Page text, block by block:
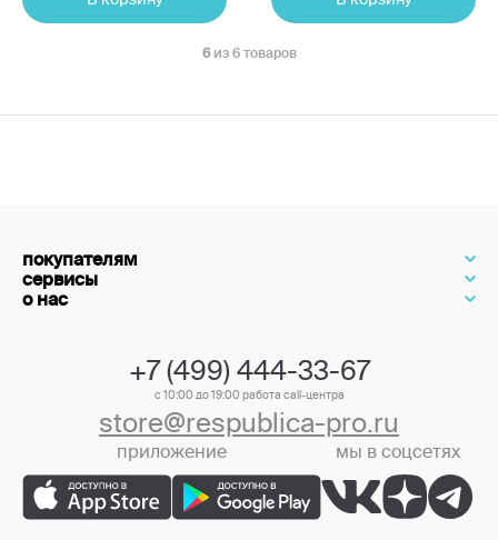
6 из 6 товаров
покупателям
сервисы
о нас
+7 (499) 444-33-67
с 10:00 до 19:00 работа call-центра
store@respublica-pro.ru
приложение мы в соцсетях